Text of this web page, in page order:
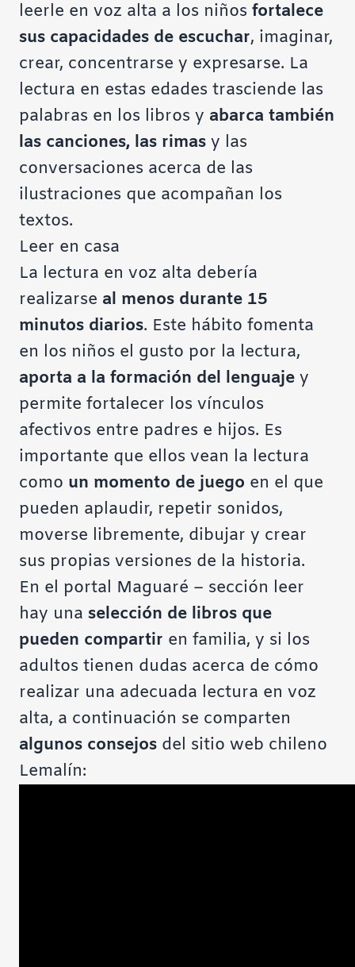
leerle en voz alta a los niños fortalece
sus capacidades de escuchar, imaginar,
crear, concentrarse y expresarse. La
lectura en estas edades trasciende las
palabras en los libros y abarca también
las canciones, las rimas y las
conversaciones acerca de las
ilustraciones que acompañan los
textos.
Leer en casa
La lectura en voz alta debería
realizarse al menos durante 15
minutos diarios. Este hábito fomenta
en los niños el gusto por la lectura,
aporta a la formación del lenguaje y
permite fortalecer los vínculos
afectivos entre padres e hijos. Es
importante que ellos vean la lectura
como un momento de juego en el que
pueden aplaudir, repetir sonidos,
moverse libremente, dibujar y crear
sus propias versiones de la historia.
En el portal Maguaré – sección leer
hay una selección de libros que
pueden compartir en familia, y si los
adultos tienen dudas acerca de cómo
realizar una adecuada lectura en voz
alta, a continuación se comparten
algunos consejos del sitio web chileno
Lemalín: